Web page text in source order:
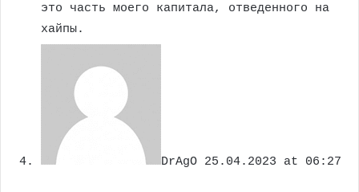
это часть моего капитала, отведенного на
хайпы.
DrAgO 25.04.2023 at 06:27